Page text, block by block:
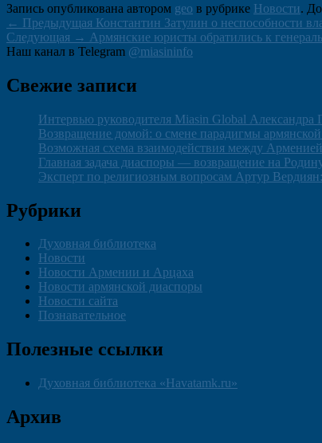
Запись опубликована автором geo в рубрике Новости.
Навигация
по
← Предыдущая Предыдущая
запись:
Константин Затулин о неспособности
Следующая → Следующая
запись:
Армянские юристы обратились к
Область
основной
боковой
панели
Наш канал в Telegram @miasininfo
Свежие записи
Интервью руководителя Miasin Global Александра
Возвращение домой: о смене парадигмы
Возможная схема взаимодействия между
Главная задача диаспоры — возвращение на
Эксперт по религиозным вопросам Артур
Рубрики
Духовная библиотека
Новости
Новости Армении и Арцаха
Новости армянской диаспоры
Новости сайта
Познавательное
Полезные ссылки
Духовная библиотека «Havatamk.ru»
Архив